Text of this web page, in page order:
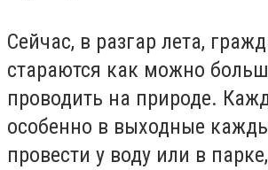
Сейчас, в разгар лета,
стараются как можно
проводить на природе.
особенно в выходные
провести у воду или в